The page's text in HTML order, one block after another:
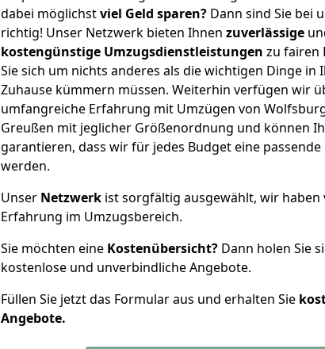
dabei möglichstviel Geld sparen? Dann sind Sie bei
richtig! Unser Netzwerk bieten Ihnen zuverlässige
kostengünstige Umzugsdienstleistungen zu fairen
Sie sich um nichts anderes als die wichtigen Dinge in
Zuhause kümmern müssen. Weiterhin verfügen wir
umfangreiche Erfahrung mit Umzügen von
Greußen mit jeglicher Größenordnung und können
garantieren, dass wir für jedes Budget eine
werden.
Unser Netzwerk ist sorgfältig ausgewählt, wir haben
Erfahrung im Umzugsbereich.
Sie möchten eine Kostenübersicht? Dann holen Sie
kostenlose und unverbindliche Angebote.
Füllen Sie jetzt das Formular aus und erhalten Sie
Angebote.